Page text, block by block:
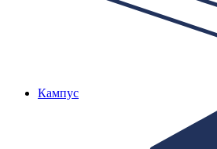
Кампус